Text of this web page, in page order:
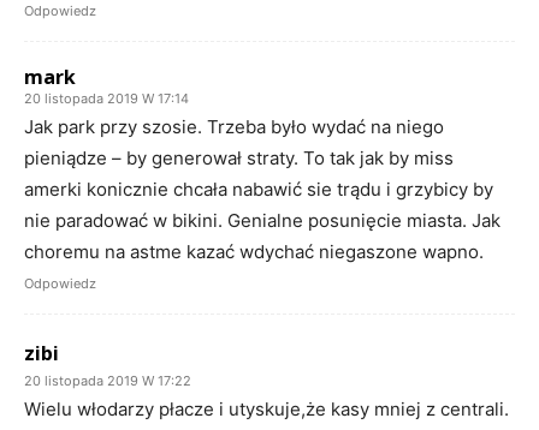
Odpowiedz
mark
20 listopada 2019 W 17:14
Jak park przy szosie. Trzeba było wydać na niego
pieniądze – by generował straty. To tak jak by miss
amerki konicznie chcała nabawić sie trądu i grzybicy by
nie paradować w bikini. Genialne posunięcie miasta. Jak
choremu na astme kazać wdychać niegaszone wapno.
Odpowiedz
zibi
20 listopada 2019 W 17:22
Wielu włodarzy płacze i utyskuje,że kasy mniej z centrali.